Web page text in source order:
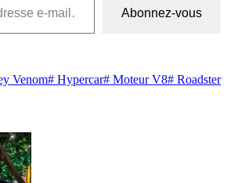
Abonnez-vous
Venom# Hypercar# Moteur V8# Roadster